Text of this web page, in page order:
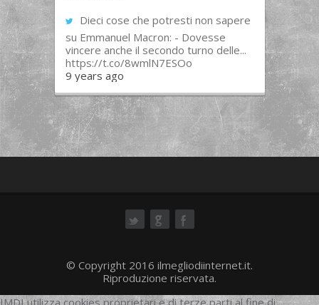
Dieci cose che potresti non sapere
su Emmanuel Macron: - Dovesse
vincere anche il secondo turno delle...
https://t.co/8wmlN7ESOo
9 years ago
© Copyright 2016 ilmegliodiinternet.it.
Riproduzione riservata.
IMDI utilizza cookies proprietari e di terze parti al fine di